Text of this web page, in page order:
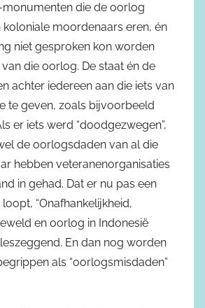
die de oorlog
koloniale moordenaars eren, én
niet gesproken kon worden
die oorlog. De staat én de
achter iedereen aan die iets van
te geven, zoals bijvoorbeeld
er iets werd “doodgezwegen”,
de oorlogsdaden van al die
hebben veteranenorganisaties
in gehad. Dat er nu pas een
“Onafhankelijkheid,
en oorlog in Indonesië
En dan nog worden
als “oorlogsmisdaden”